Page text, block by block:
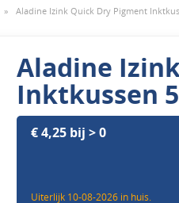
» Aladine Izink Quick Dry Pigment
Aladine
Inktkussen
€ 4,25 bij > 0
Uiterlijk 10-08-2026 in huis.